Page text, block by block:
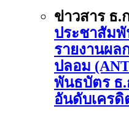
ข่าวสาร ธ.
ประชาสัม
รายงานผล
ปลอม
พันธบัตร ธ.
อันดับเครดิ